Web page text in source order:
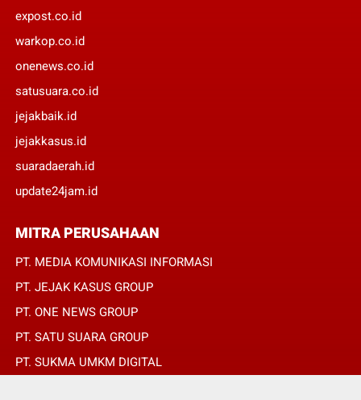
expost.co.id
warkop.co.id
onenews.co.id
satusuara.co.id
jejakbaik.id
jejakkasus.id
suaradaerah.id
update24jam.id
MITRA PERUSAHAAN
PT. MEDIA KOMUNIKASI INFORMASI
PT. JEJAK KASUS GROUP
PT. ONE NEWS GROUP
PT. SATU SUARA GROUP
PT. SUKMA UMKM DIGITAL